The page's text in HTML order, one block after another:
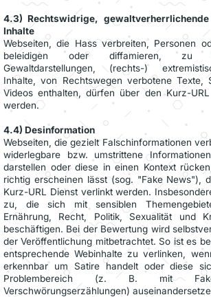
4.3) Rechtswidrige,
Inhalte
Webseiten, die Hass verbreiten, Personen
beleidigen oder diffamieren, zu
Gewaltdarstellungen, (rechts-)
Inhalte, von Rechtswegen verbotene Texte,
Videos enthalten, dürfen über den Kurz-
werden.
4.4) Desinformation
Webseiten, die gezielt Falschinformationen
widerlegbare bzw. umstrittene
darstellen oder diese in einen Kontext
richtig erscheinen lässt (sog. "Fake News"),
Kurz-URL Dienst verlinkt werden.
zu, die sich mit sensiblen
Ernährung, Recht, Politik, Sexualität und
beschäftigen. Bei der Bewertung wird
der Veröffentlichung mitbetrachtet. So ist es
entsprechende Webinhalte zu verlinken,
erkennbar um Satire handelt oder diese
Problembereich (z. B. mit
Verschwörungserzählungen)